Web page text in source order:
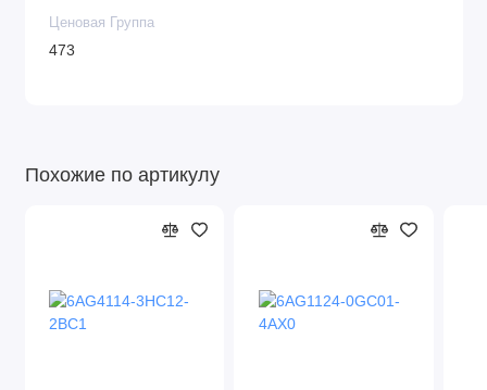
Ценовая Группа
473
Похожие по артикулу